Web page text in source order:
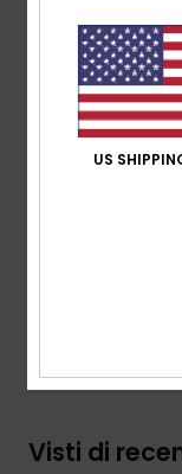
elastan [88 g/
Vestibilità:
Lavaggio:
Tessuto con
Apertura con
Visti di
US